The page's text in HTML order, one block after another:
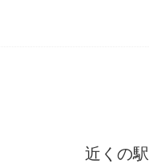
近くの駅